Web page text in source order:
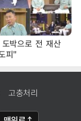
박으로 전 재산
피"
고충처리